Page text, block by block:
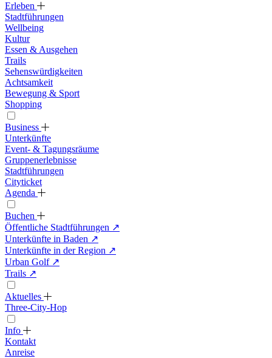
Erleben
Stadtführungen
Wellbeing
Kultur
Essen & Ausgehen
Trails
Sehenswürdigkeiten
Achtsamkeit
Bewegung & Sport
Shopping
Business
Unterkünfte
Event- & Tagungsräume
Gruppenerlebnisse
Stadtführungen
Cityticket
Agenda
Buchen
Öffentliche Stadtführungen ↗
Unterkünfte in Baden ↗
Unterkünfte in der Region ↗
Urban Golf ↗
Trails ↗
Aktuelles
Three-City-Hop
Info
Kontakt
Anreise